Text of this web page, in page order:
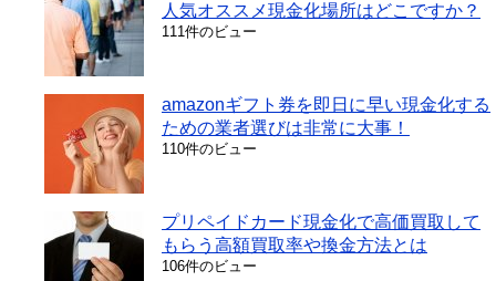
人気オススメ現金化場所はどこですか？
111件のビュー
amazonギフト券を即日に早い現金化する
ための業者選びは非常に大事！
110件のビュー
プリペイドカード現金化で高価買取して
もらう高額買取率や換金方法とは
106件のビュー